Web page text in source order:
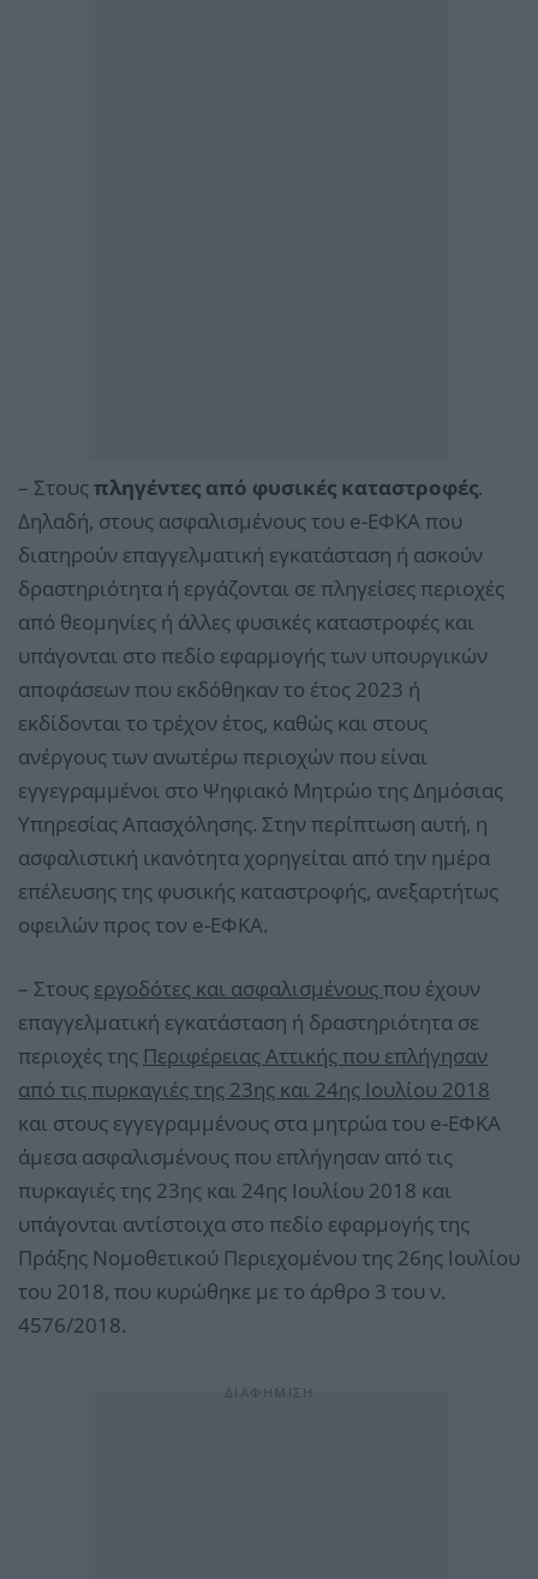
– Στους πληγέντες από φυσικές καταστροφές.
Δηλαδή, στους ασφαλισμένους του e-ΕΦΚΑ που
διατηρούν επαγγελματική εγκατάσταση ή ασκούν
δραστηριότητα ή εργάζονται σε πληγείσες περιοχές
από θεομηνίες ή άλλες φυσικές καταστροφές και
υπάγονται στο πεδίο εφαρμογής των υπουργικών
αποφάσεων που εκδόθηκαν το έτος 2023 ή
εκδίδονται το τρέχον έτος, καθώς και στους
ανέργους των ανωτέρω περιοχών που είναι
εγγεγραμμένοι στο Ψηφιακό Μητρώο της Δημόσιας
Υπηρεσίας Απασχόλησης. Στην περίπτωση αυτή, η
ασφαλιστική ικανότητα χορηγείται από την ημέρα
επέλευσης της φυσικής καταστροφής, ανεξαρτήτως
οφειλών προς τον e-ΕΦΚΑ.
– Στους εργοδότες και ασφαλισμένους που έχουν
επαγγελματική εγκατάσταση ή δραστηριότητα σε
περιοχές της Περιφέρειας Αττικής που επλήγησαν
από τις πυρκαγιές της 23ης και 24ης Ιουλίου 2018
και στους εγγεγραμμένους στα μητρώα του e-ΕΦΚΑ
άμεσα ασφαλισμένους που επλήγησαν από τις
πυρκαγιές της 23ης και 24ης Ιουλίου 2018 και
υπάγονται αντίστοιχα στο πεδίο εφαρμογής της
Πράξης Νομοθετικού Περιεχομένου της 26ης Ιουλίου
του 2018, που κυρώθηκε με το άρθρο 3 του ν.
4576/2018.